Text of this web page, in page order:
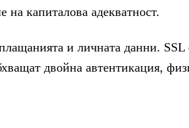
на капиталова адекватност.
и личната данни.
двойна автентикация,